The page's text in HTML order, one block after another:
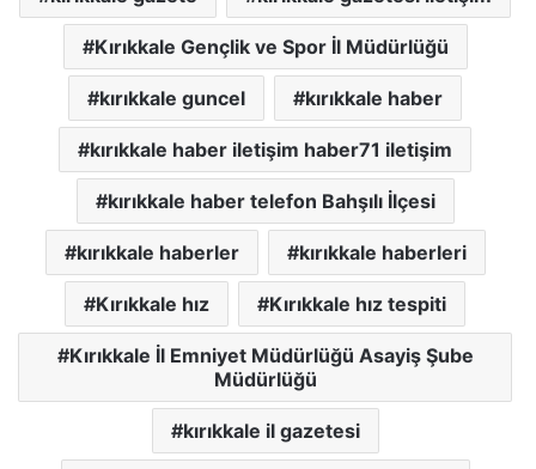
Kırıkkale Gençlik ve Spor İl Müdürlüğü
kırıkkale guncel kırıkkale haber
kırıkkale haber iletişim haber71 iletişim
kırıkkale haber telefon Bahşılı İlçesi
kırıkkale haberler kırıkkale haberleri
Kırıkkale hız Kırıkkale hız tespiti
Kırıkkale İl Emniyet Müdürlüğü Asayiş Şube
Müdürlüğü
kırıkkale il gazetesi